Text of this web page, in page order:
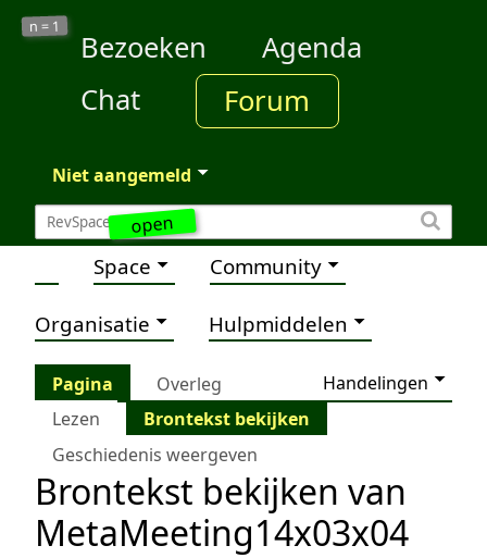
open
n = 1
Bezoeken
Agenda
Chat
Forum
Niet aangemeld
Space Community
Organisatie Hulpmiddelen
Pagina Overleg
Handelingen
Lezen
Brontekst bekijken
Geschiedenis weergeven
Brontekst bekijken van
MetaMeeting14x03x04